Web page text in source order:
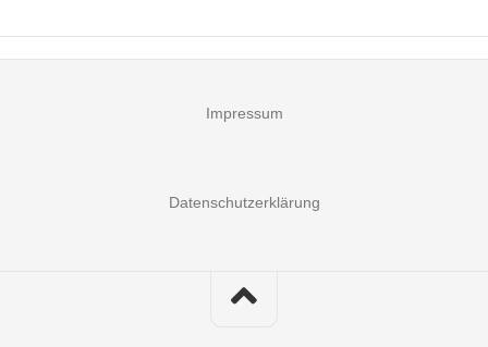
Impressum
Datenschutzerklärung